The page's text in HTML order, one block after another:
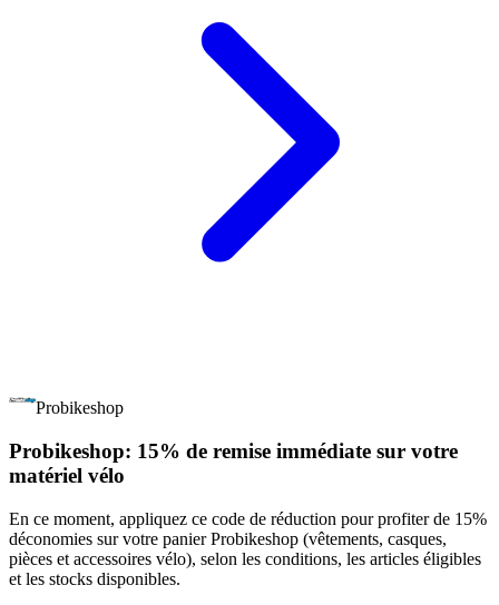
Probikeshop
Probikeshop: 15% de remise immédiate sur votre
matériel vélo
En ce moment, appliquez ce code de réduction pour profiter de 15%
déconomies sur votre panier Probikeshop (vêtements, casques,
pièces et accessoires vélo), selon les conditions, les articles éligibles
et les stocks disponibles.